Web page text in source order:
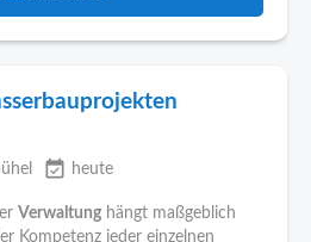
event_available heute
Verwaltung hängt maßgeblich
Kompetenz jeder einzelnen